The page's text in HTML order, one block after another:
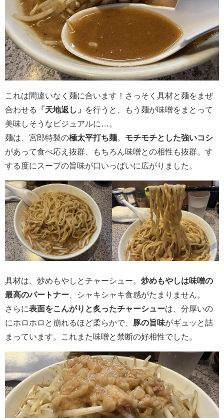
これは間違いなく麺に合います！さっそく具材と麺をまぜ
合わせる
「天地返し」
を行うと、もう麺が味噌をまとって
美味しそうなビジュアルに…。
麺は、宮郎特製の極太平打ち麺
モチモチとした強いコシ
があって食べ応え抜群、もちろん味噌との相性も抜群。す
する度にスープの旨味が口いっぱいに広がりました。
具材は、炒めもやしとチャーシュー。 炒めもやしは味噌の
最高のパートナー 、シャキシャキ食感がたまりません。
さらに表面をこんがりと炙ったチャーシューは、分厚いの
にホロホロと崩れるほど柔らかで、
豚の旨味がギュッと詰
まっています。これまた味噌と禁断の好相性でした。